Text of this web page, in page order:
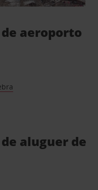
aeroporto
aluguer de